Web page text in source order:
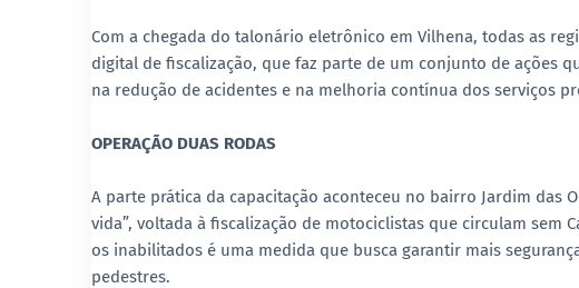
Com a chegada do talonário eletrônico em Vilhena, todas as
digital de fiscalização, que faz parte de um conjunto de ações
na redução de acidentes e na melhoria contínua dos serviços
OPERAÇÃO DUAS RODAS
A parte prática da capacitação aconteceu no bairro Jardim das
vida”, voltada à fiscalização de motociclistas que circulam sem
os inabilitados é uma medida que busca garantir mais
pedestres.